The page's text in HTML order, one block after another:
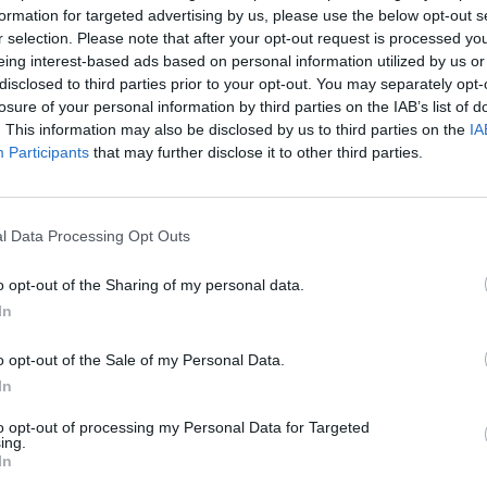
for targeted advertising by us, please use the below opt-out
selection. Please note that after your opt-out request is processed
interest-based ads based on personal information utilized by us
to third parties prior to your opt-out. You may separately
of your personal information by third parties on the IAB’s list of
This information may also be disclosed by us to third parties on the
Participants that may further disclose it to other third parties.
Data Processing Opt Outs
opt-out of the Sharing of my personal data.
opt-out of the Sale of my Personal Data.
opt-out of processing my Personal Data for Targeted
költségeit hónapok óta növeli az energia és a
az alap- és nyersanyagpiaci árak az első fél évben
így a gyártók több terméküknél
és jelentkezésA közlemény szerint a
a villamos energia ára pedig két és félszeresére nőtt az év
portfolio.hu hírarchívumához tartozik, melynek olvasása